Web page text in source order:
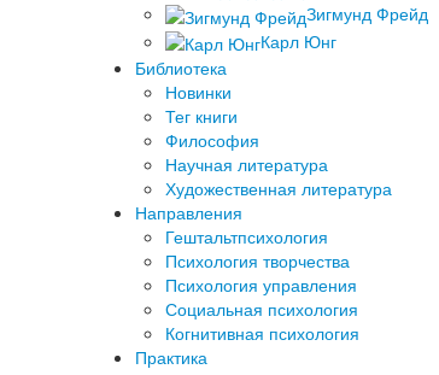
Зигмунд Фрейд
Карл Юнг
Библиотека
Новинки
Тег книги
Философия
Научная литература
Художественная литература
Направления
Гештальтпсихология
Психология творчества
Психология управления
Социальная психология
Когнитивная психология
Практика